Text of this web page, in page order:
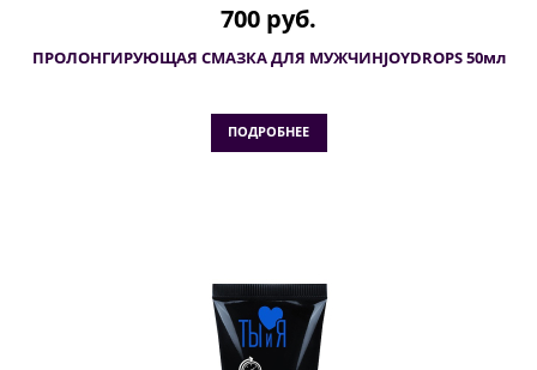
700 руб.
ПРОЛОНГИРУЮЩАЯ СМАЗКА ДЛЯ МУЖЧИНJOYDROPS 50мл
ПОДРОБНЕЕ